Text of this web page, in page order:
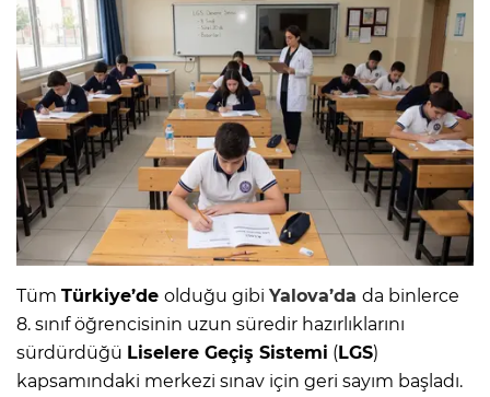
Tüm Türkiye’de olduğu gibi Yalova’da da binlerce
8. sınıf öğrencisinin uzun süredir hazırlıklarını
sürdürdüğü Liselere Geçiş Sistemi (LGS)
kapsamındaki merkezi sınav için geri sayım başladı.